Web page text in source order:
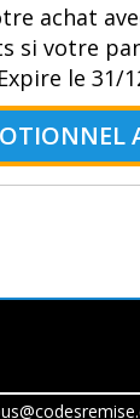
achat
si votre
le 31/